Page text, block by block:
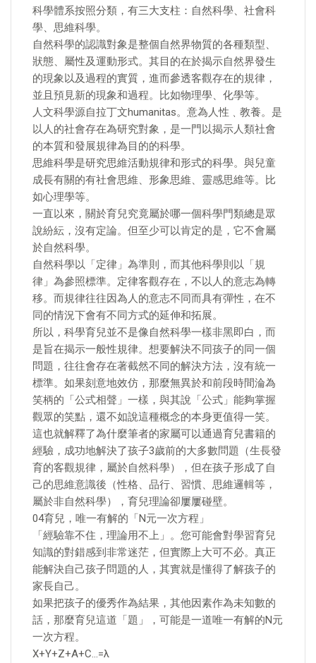
科學體系按照分類，有三大支柱：自然科學、社會科
學、思維科學。
自然科學的認識對象是整個自然界物質的各種類型、
狀態、屬性及運動形式。其目的在於揭示自然界發生
的現象以及過程的實質，進而參透客觀存在的規律，
並且預見新的現象和過程。比如物理學、化學等。
人文科學源自拉丁文humanitas。意為人性﹑教養。是
以人的社會存在為研究對象，是一門以揭示人類社會
的本質和發展規律為目的的科學。
思維科學是研究思維活動規律和形式的科學。與兒童
成長有關的有社會思維、形象思維、靈感思維等。比
如心理學等。
一直以來，關於育兒究竟屬於哪一個科學門類總是眾
說紛紜，沒有定論。但至少可以肯定的是，它不會屬
於自然科學。
自然科學以「定律」為準則，而其他科學則以「規
律」為參照標準。定律客觀存在，不以人的意志為轉
移。而規律往往因為人的意志不同而具有彈性，在不
同的情況下會有不同方式的延伸和拓展。
所以，科學育兒並不是像自然科學一樣非黑即白，而
是旨在揭示一般性規律。想要解決不同孩子的同一個
問題，往往會存在著截然不同的解決方法，沒有統一
標準。如果刻意地效仿，那麼無異於和前段時間淪為
笑柄的「公式相聲」一樣，與其說「公式」能夠掌握
觀眾的笑點，還不如說這種概念的本身更值得一笑。
這也就解釋了為什麼筆者的家屬可以通過育兒書籍的
經驗，成功地解決了孩子3歲前的大多數問題（生長發
育的客觀規律，屬於自然科學），但在孩子形成了自
己的思維意識後（性格、品行、習慣、思維邏輯等，
屬於非自然科學），育兒理論卻屢屢碰壁。
04育兒，唯一有解的「N元一次方程」
「經驗靠不住，理論用不上」。您可能會對學習育兒
知識的對錯感到非常迷茫，但實際上大可不必。真正
能解決自己孩子問題的人，其實就是懂得了解孩子的
家長自己。
如果把孩子的優秀作為結果，其他因素作為未知數的
話，那麼育兒這道「題」，可能是一道唯一有解的N元
一次方程。
X+Y+Z+A+C…=λ